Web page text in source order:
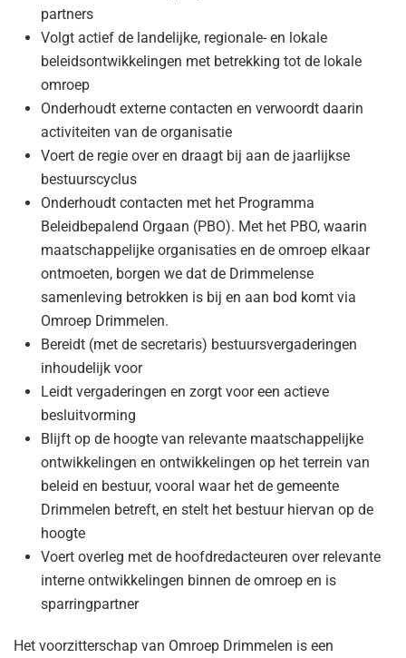
partners
Volgt actief de landelijke, regionale- en lokale
beleidsontwikkelingen met betrekking tot de lokale
omroep
Onderhoudt externe contacten en verwoordt daarin
activiteiten van de organisatie
Voert de regie over en draagt bij aan de jaarlijkse
bestuurscyclus
Onderhoudt contacten met het Programma
Beleidbepalend Orgaan (PBO). Met het PBO, waarin
maatschappelijke organisaties en de omroep elkaar
ontmoeten, borgen we dat de Drimmelense
samenleving betrokken is bij en aan bod komt via
Omroep Drimmelen.
Bereidt (met de secretaris) bestuursvergaderingen
inhoudelijk voor
Leidt vergaderingen en zorgt voor een actieve
besluitvorming
Blijft op de hoogte van relevante maatschappelijke
ontwikkelingen en ontwikkelingen op het terrein van
beleid en bestuur, vooral waar het de gemeente
Drimmelen betreft, en stelt het bestuur hiervan op de
hoogte
Voert overleg met de hoofdredacteuren over relevante
interne ontwikkelingen binnen de omroep en is
sparringpartner
Het voorzitterschap van Omroep Drimmelen is een